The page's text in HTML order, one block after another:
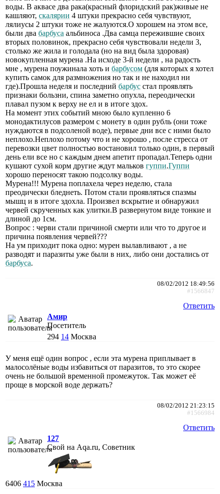
воды. В аквасе два рака(красный флоридский рак)живые не
кашляют, скалярии 4 штуки прекрасно себя чувствуют,
лялиусы 2 штуки тоже не жалуются.О хорошем на этом все,
были два барбуса альбиноса .Два самца пережившие своих
вторых половинок, прекрасно себя чувствовали недели 3,
столько же жила и голодала (но на вид была здоровая)
новокупленная мурена .На исходе 3-й недели , на радость
мне , мурена поужинала хоть и барбусом (для которых я хотел
купить самок для размножения но так и не находил ни
где).Прошла неделя и последний барбус стал проявлять
признаки бользни, спина заметно опухла, переодически
плавал пузом к верху не ел и в итоге здох.
На момент этих событий мною было купленно 6
монодактилусов размером с монету в один рубль (они тоже
нуждаются в подсоленой воде), первые дни все с ними было
неплохо.Неплохо потому что и не хорошо , после стресса от
перевозки цвет полностью востановил только один, в первый
день ели все но с каждым днем апетит пропадал.Теперь одни
кушают сухой корм другие ждут мальков гуппи.Гуппи
хорошо переносят такою подсолку воды.
Мурена!!! Мурена поплахела через неделю, стала
преодически бледнеть. Потом стали проявляться спазмы
мышц и в итоге здохла. Произвел вскрытие и обнаружил
червей скрученных как улитки.В развернутом виде тонкие и
длиной до 1см.
Вопрос : черви стали причиной смерти или что то другое и
причина появления червей???
На ум приходит пока одно: мурен вылавливают , а не
разводят и паразиты уже были в них, либо они достались от
барбуса.
08/02/2012 18:49:56
#1566847
Ответить
Амир
Посетитель
294 14 Москва
У меня ещё один вопрос , если эта мурена приплывает в
малосолёные воды избавиться от паразитов, то это скорее
очень не большой временной промежуток. Так может её
проще в морской воде держать?
08/02/2012 21:23:15
#1566984
Ответить
127
Свой на Aqa.ru, Советник
6406 415 Москва